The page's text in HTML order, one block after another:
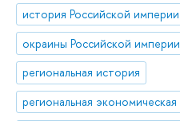
история Российской империи
окраины Российской империи
региональная история